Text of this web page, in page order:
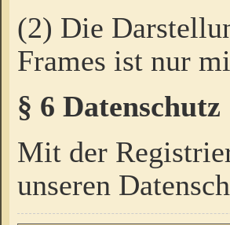
(2) Die
Frames ist nur
§ 6 Datenschutz
Mit der
unseren